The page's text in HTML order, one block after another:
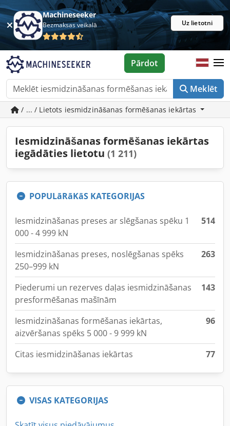
Machineseeker
Bezmaksas veikalā Uz lietotni
Meklēt
Pārdot
/ ... / Lietots iesmidzināšanas formēšanas iekārtas
Iesmidzināšanas formēšanas iekārtas
iegādāties lietotu (1 211)
POPULāRāKāS KATEGORIJAS
Iesmidzināšanas preses ar slēgšanas spēku 1
000 - 4 999 kN
514
Iesmidzināšanas preses, noslēgšanas spēks
250–999 kN
263
Piederumi un rezerves daļas iesmidzināšanas
presformēšanas mašīnām
143
Iesmidzināšanas formēšanas iekārtas,
aizvēršanas spēks 5 000 - 9 999 kN
96
Citas iesmidzināšanas iekārtas 77
VISAS KATEGORIJAS